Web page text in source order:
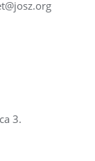
3.